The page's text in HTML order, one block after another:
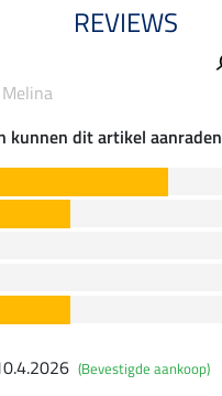
REVIEWS
kunnen dit artikel aanraden
(Bevestigde aankoop)